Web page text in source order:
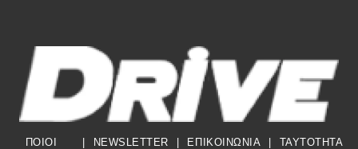
ΠΟΙΟΙ
NEWSLETTER ΕΠΙΚΟΙΝΩΝΙΑ TAYTOTHTA